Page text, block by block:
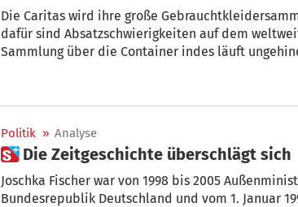
Die Caritas wird ihre große
dafür sind Absatzschwierigkeiten auf dem
Sammlung über die Container indes läuft
Politik » Analyse
 Die Zeitgeschichte überschlägt sich
Joschka Fischer war von 1998 bis 2005
Bundesrepublik Deutschland und vom 1. Januar